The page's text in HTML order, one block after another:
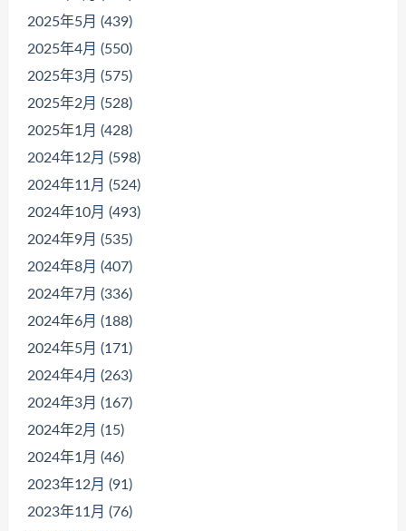
2025年5月 (439)
2025年4月 (550)
2025年3月 (575)
2025年2月 (528)
2025年1月 (428)
2024年12月 (598)
2024年11月 (524)
2024年10月 (493)
2024年9月 (535)
2024年8月 (407)
2024年7月 (336)
2024年6月 (188)
2024年5月 (171)
2024年4月 (263)
2024年3月 (167)
2024年2月 (15)
2024年1月 (46)
2023年12月 (91)
2023年11月 (76)